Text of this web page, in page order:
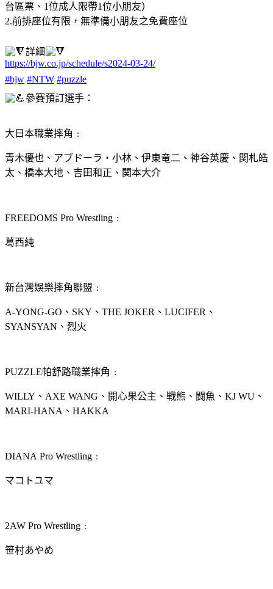
台區票、1位成人限帶1位小朋友）
2.前排座位有限，無準備小朋友之免費座位
詳細
https://bjw.co.jp/schedule/s2024-03-24/
#bjw #NTW #puzzle
參賽預訂選手：
大日本職業摔角﹕
青木優也、アブドーラ・小林、伊東竜二、神谷英慶、関札皓
太、橋本大地、吉田和正、関本大介
FREEDOMS Pro Wrestling﹕
葛西純
新台灣娛樂摔角聯盟﹕
A-YONG-GO、SKY、THE JOKER、LUCIFER、
SYANSYAN、烈火
PUZZLE帕舒路職業摔角﹕
WILLY、AXE WANG、開心果公主、戦熊、闘魚、KJ WU、
MARI-HANA、HAKKA
DIANA Pro Wrestling﹕
マコトユマ
2AW Pro Wrestling﹕
笹村あやめ